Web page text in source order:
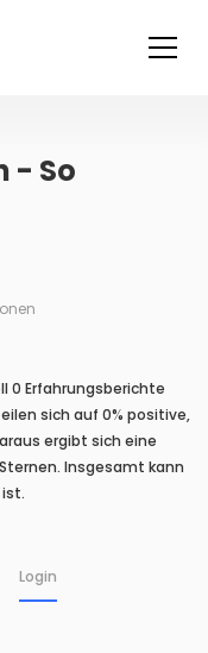
- So
0 Erfahrungsberichte
sich auf 0% positive,
ergibt sich eine
Insgesamt kann
Login